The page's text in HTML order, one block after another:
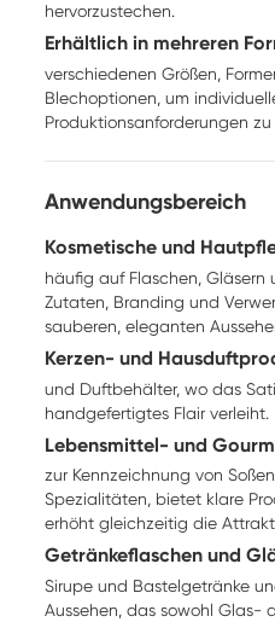
hervorzustechen.
Erhältlich in mehreren
verschiedenen Größen,
Blechoptionen, um
Produktionsanforderungen zu
Anwendungsbereich
Kosmetische und
häufig auf Flaschen, Gläsern
Zutaten, Branding und
sauberen, eleganten
Kerzen- und
und Duftbehälter, wo das
handgefertigtes Flair verleiht.
Lebensmittel- und
zur Kennzeichnung von
Spezialitäten, bietet klare
erhöht gleichzeitig die
Getränkeflaschen und
Sirupe und Bastelgetränke
Aussehen, das sowohl Glas-